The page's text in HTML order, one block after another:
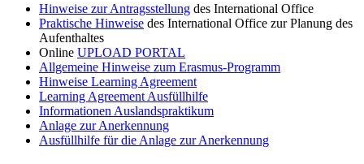
Hinweise zur Antragsstellung des International Office
Praktische Hinweise des International Office zur Planung des
Aufenthaltes
Online UPLOAD PORTAL
Allgemeine Hinweise zum Erasmus-Programm
Hinweise Learning Agreement
Learning Agreement Ausfüllhilfe
Informationen Auslandspraktikum
Anlage zur Anerkennung
Ausfüllhilfe für die Anlage zur Anerkennung